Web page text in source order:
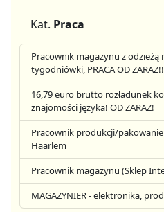
Kat. Praca
Pracownik magazynu z odzieżą
tygodniówki, PRACA OD
16,79 euro brutto rozładunek
znajomości języka! OD ZARAZ!
Pracownik produkcji/
Haarlem
Pracownik magazynu (Sklep
MAGAZYNIER - elektronika,